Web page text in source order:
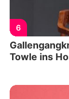
6
Towle ins